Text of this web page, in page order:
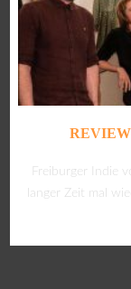
Freiburger Indie
langer Zeit mal